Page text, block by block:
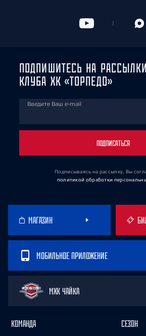
ПОДПИШИТЕСЬ НА
КЛУБА ХК «ТОРПЕДО»
Введите Ваш e-mail
ПОДПИСАТЬСЯ
Подписываясь на рассылку, Вы
политикой обработки
МАГАЗИН
МОБИЛЬНОЕ ПРИЛОЖЕНИЕ
МХК ЧАЙКА
КОМАНДА СЕЗОН